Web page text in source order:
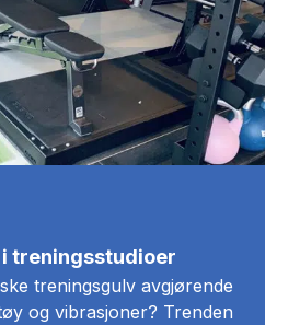
treningsstudioer
treningsgulv avgjørende
og vibrasjoner? Trenden